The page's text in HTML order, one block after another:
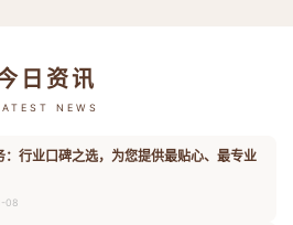
日资讯
NEWS
：行业口碑之选，为您提供最贴心、最专业
08